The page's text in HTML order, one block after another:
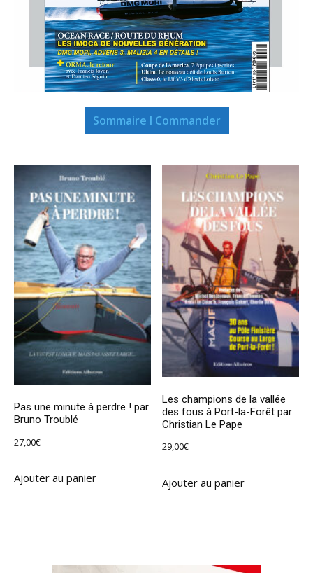
Sommaire I Commander
Pas une minute à perdre ! par
Bruno Troublé
27,00€
Ajouter au panier
Les champions de la vallée
des fous à Port-la-Forêt par
Christian Le Pape
29,00€
Ajouter au panier